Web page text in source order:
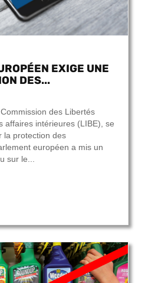
EXIGE UNE
DES...
des Libertés
affaires intérieures (LIBE), se
la protection des
européen a mis un
sur le...